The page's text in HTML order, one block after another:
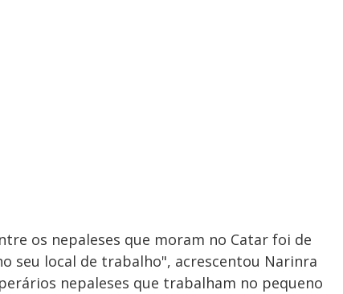
os nepaleses que moram no Catar foi de
seu local de trabalho", acrescentou Narinra
nepaleses que trabalham no pequeno